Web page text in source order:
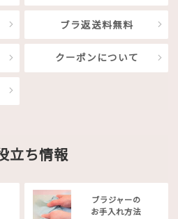
ブラ返送料無料
クーポンについて
立ち情報
ブラジャーの
お手入れ方法